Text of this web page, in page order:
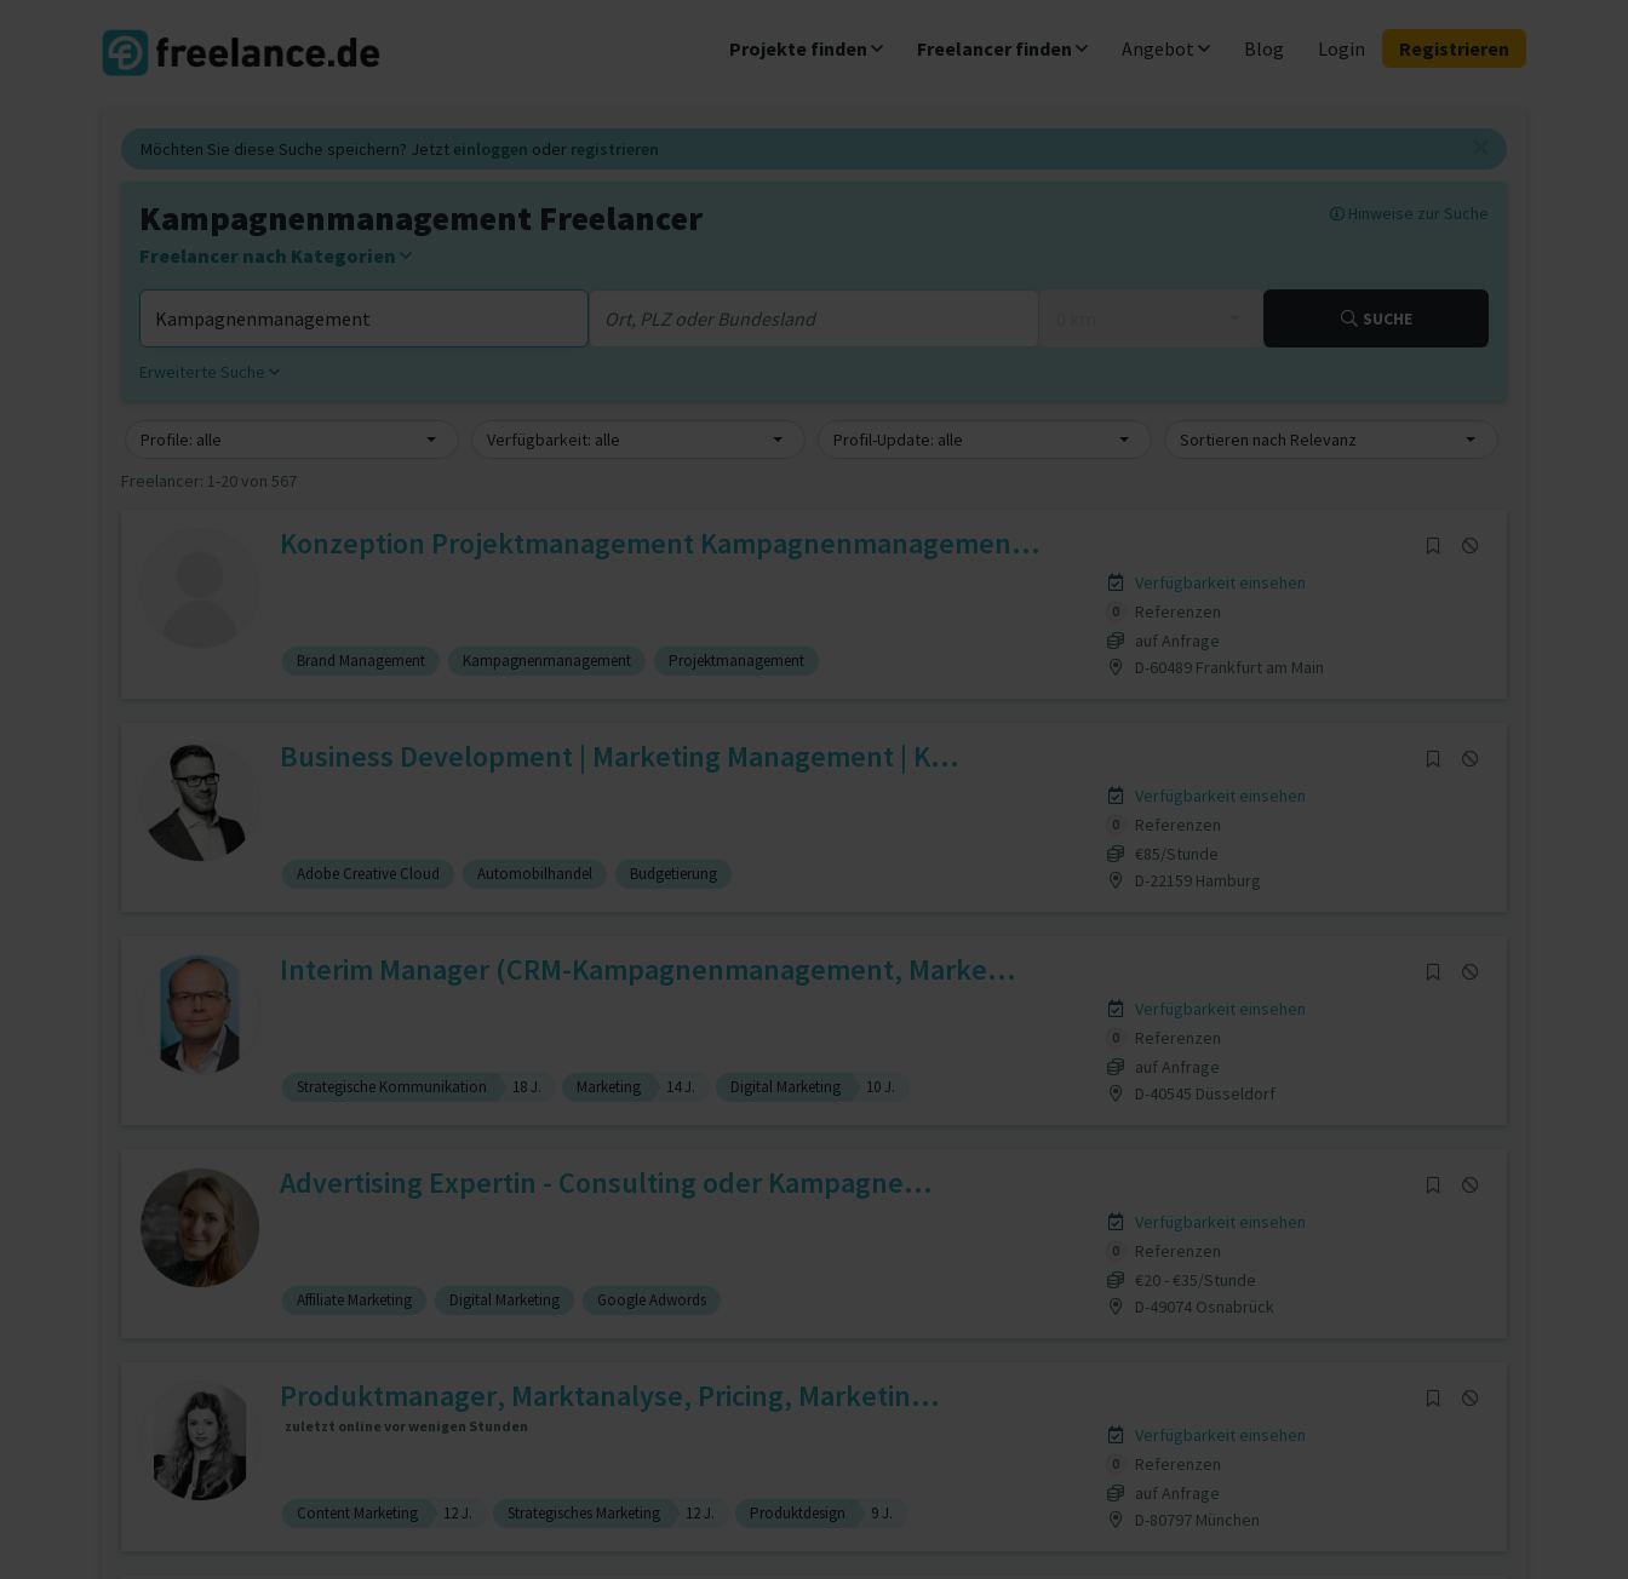
Projekte finden Freelancer finden Angebot Blog Login Registrieren
Möchten Sie diese Suche speichern? Jetzt einloggen oder registrieren
Hinweise zur Suche
Kampagnenmanagement Freelancer
Freelancer nach Kategorien
SUCHE
Erweiterte Suche
Profile: alle Verfügbarkeit: alle Profil-Update: alle
Sortieren nach Relevanz
Freelancer: 1-20 von 567
Konzeption Projektmanagement Kampagnenmanagemen...
Brand Management Kampagnenmanagement Projektmanagement
Verfügbarkeit einsehen
0
Referenzen
auf Anfrage
D-60489 Frankfurt am Main
Business Development | Marketing Management | K...
Adobe Creative Cloud Automobilhandel Budgetierung
Verfügbarkeit einsehen
0
Referenzen
€85/Stunde
D-22159 Hamburg
Interim Manager (CRM-Kampagnenmanagement, Marke...
Strategische Kommunikation 18 J. Marketing 14 J. Digital Marketing 10 J.
Verfügbarkeit einsehen
0
Referenzen
auf Anfrage
D-40545 Düsseldorf
Advertising Expertin - Consulting oder Kampagne...
Affiliate Marketing Digital Marketing Google Adwords
Verfügbarkeit einsehen
0
Referenzen
€20 - €35/Stunde
D-49074 Osnabrück
Produktmanager, Marktanalyse, Pricing, Marketin...
zuletzt online vor wenigen Stunden
Content Marketing 12 J. Strategisches Marketing 12 J. Produktdesign 9 J.
Verfügbarkeit einsehen
0
Referenzen
auf Anfrage
D-80797 München